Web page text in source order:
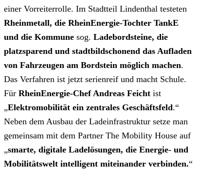
einer Vorreiterrolle. Im Stadtteil Lindenthal testeten
Rheinmetall, die RheinEnergie-Tochter TankE
und die Kommune sog. Ladebordsteine, die
platzsparend und stadtbildschonend das Aufladen
von Fahrzeugen am Bordstein möglich machen.
Das Verfahren ist jetzt serienreif und macht Schule.
Für RheinEnergie-Chef Andreas Feicht ist
„Elektromobilität ein zentrales Geschäftsfeld.“
Neben dem Ausbau der Ladeinfrastruktur setze man
gemeinsam mit dem Partner The Mobility House auf
„smarte, digitale Ladelösungen, die Energie- und
Mobilitätswelt intelligent miteinander verbinden.“